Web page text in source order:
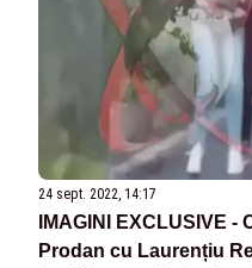
24 sept. 2022, 14:17
IMAGINI EXCLUSIVE
Prodan cu Laurențiu